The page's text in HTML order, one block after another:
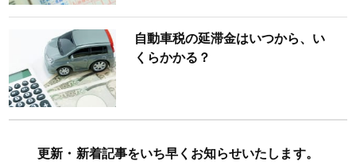
自動車税の延滞金はいつから、い
くらかかる？
更新・新着記事をいち早くお知らせいたします。